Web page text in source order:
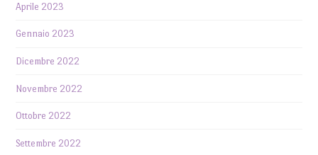
Aprile 2023
Gennaio 2023
Dicembre 2022
Novembre 2022
Ottobre 2022
Settembre 2022